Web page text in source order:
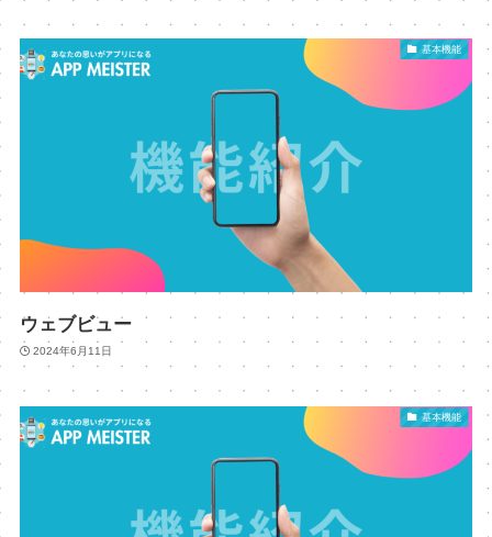
基本機能
ウェブビュー
2024年6月11日
基本機能